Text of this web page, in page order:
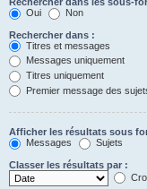
Oui
Non
Rechercher dans :
Titres et messages
Messages uniquement
Titres uniquement
Premier message des
Afficher les résultats sous
Messages
Sujets
Classer les résultats par :